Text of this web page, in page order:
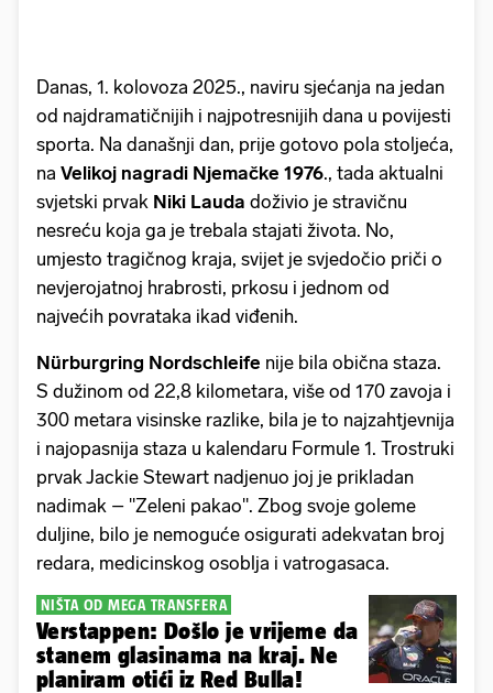
Danas, 1. kolovoza 2025., naviru sjećanja na jedan
od najdramatičnijih i najpotresnijih dana u povijesti
sporta. Na današnji dan, prije gotovo pola stoljeća,
na Velikoj nagradi Njemačke 1976., tada aktualni
svjetski prvak Niki Lauda doživio je stravičnu
nesreću koja ga je trebala stajati života. No,
umjesto tragičnog kraja, svijet je svjedočio priči o
nevjerojatnoj hrabrosti, prkosu i jednom od
najvećih povrataka ikad viđenih.
Nürburgring Nordschleife nije bila obična staza.
S dužinom od 22,8 kilometara, više od 170 zavoja i
300 metara visinske razlike, bila je to najzahtjevnija
i najopasnija staza u kalendaru Formule 1. Trostruki
prvak Jackie Stewart nadjenuo joj je prikladan
nadimak – "Zeleni pakao". Zbog svoje goleme
duljine, bilo je nemoguće osigurati adekvatan broj
redara, medicinskog osoblja i vatrogasaca.
NIŠTA OD MEGA TRANSFERA
Verstappen: Došlo je vrijeme da
stanem glasinama na kraj. Ne
planiram otići iz Red Bulla!